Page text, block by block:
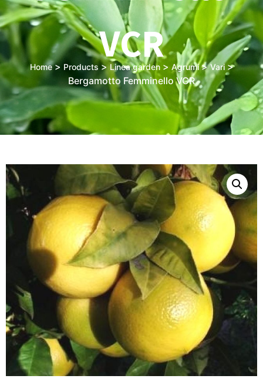
VCR
Home> Products >Linea garden> Agrumi>Vari>
Bergamotto Femminello VCR